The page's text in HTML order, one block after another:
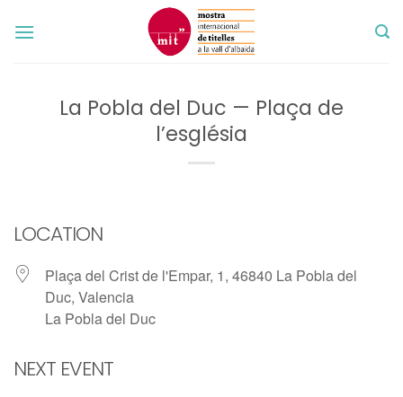
La Pobla del Duc — Plaça de
l’església
LOCATION
Plaça del Crist de l'Empar, 1, 46840 La Pobla del
Duc, Valencia
La Pobla del Duc
NEXT EVENT